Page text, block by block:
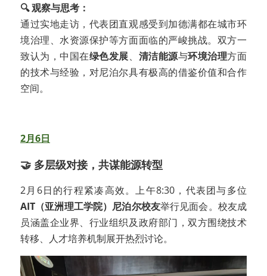
🔍 观察与思考：
通过实地走访，代表团直观感受到加德满都在城市环
境治理、水资源保护等方面面临的严峻挑战。双方一
致认为，中国在绿色发展、 清洁能源与环境治理方面
的技术与经验，对尼泊尔具有极高的借鉴价值和合作
空间。
2月6日
🤝 多层级对接，共谋能源转型
2月6日的行程紧凑高效。上午8:30，代表团与多位
AIT（亚洲理工学院）尼泊尔校友举行见面会。校友成
员涵盖企业界、行业组织及政府部门，双方围绕技术
转移、人才培养机制展开热烈讨论。